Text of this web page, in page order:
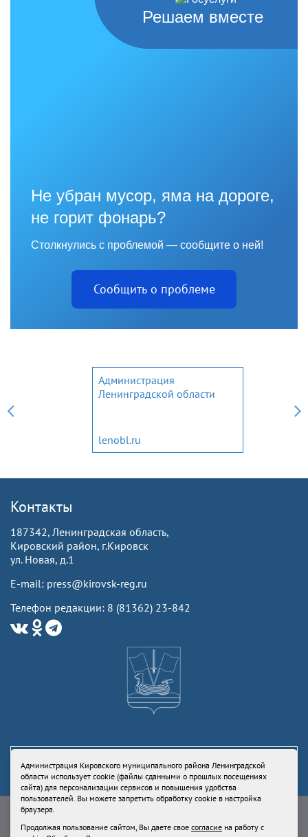
Решаем вместе
Не убран мусор, яма на дороге,
не горит фонарь?
Столкнулись с проблемой — сообщите о ней!
Сообщить о проблеме
Администрация
Ленинградской области
lenobl.ru
Контакты
187342, Ленинградская область,
Кировский район, г.Кировск
ул. Новая, д.1
E-mail: press@kirovsk-reg.ru
Телефон редакции: 8 (81362) 23-842
Свидетельство Роскомнадзора ЭЛ № ФС77-73336 от 24 июля 2018
Ленинградской области
Администрация Кировского муниципального района Ленинградской
области использует cookie (файлы сданными о прошлых посещениях
сайта) для персонализации сервисов и повышения удобства
пользователей. Вы можете запретить обработку cookie в настройка
браузера.
Продолжая пользование сайтом, Вы даете свое согласие на работу с